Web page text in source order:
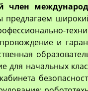
член
и
для начальных